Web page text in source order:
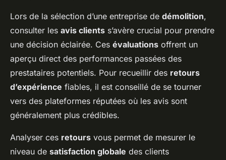
Lors de la sélection d’une entreprise de démolition,
consulter les avis clients s’avère crucial pour prendre
une décision éclairée. Ces évaluations offrent un
aperçu direct des performances passées des
prestataires potentiels. Pour recueillir des retours
d’expérience fiables, il est conseillé de se tourner
vers des plateformes réputées où les avis sont
généralement plus crédibles.
Analyser ces retours vous permet de mesurer le
niveau de satisfaction globale des clients